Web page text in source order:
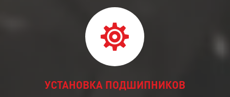
УСТАНОВКА ПОДШИПНИКОВ